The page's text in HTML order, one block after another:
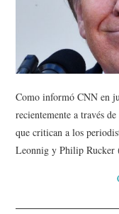
TECHNOLOGY
Como informó CNN en
recientemente a través
que critican a los
Leonnig y Philip